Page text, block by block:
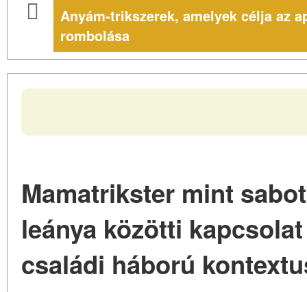
Anyám-trikszerek, amelyek célja az
rombolása
Mamatrikster mint
leánya közötti
családi háború